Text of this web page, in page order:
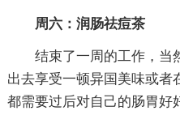
周六：润肠祛痘茶
结束了一周的工作，当
出去享受一顿异国美味或者
都需要过后对自己的肠胃好